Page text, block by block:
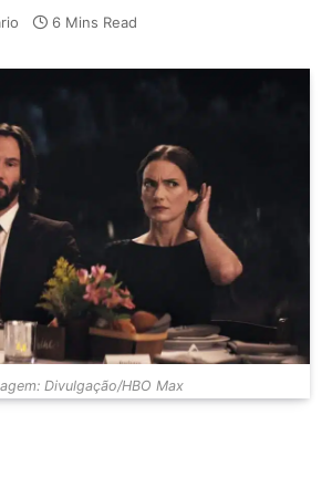
6 Mins Read
Divulgação/HBO Max